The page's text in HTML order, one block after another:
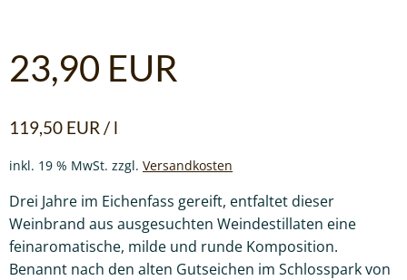
23,90 EUR
119,50 EUR / l
inkl. 19 % MwSt. zzgl. Versandkosten
Drei Jahre im Eichenfass gereift, entfaltet dieser
Weinbrand aus ausgesuchten Weindestillaten eine
feinaromatische, milde und runde Komposition.
Benannt nach den alten Gutseichen im Schlosspark von